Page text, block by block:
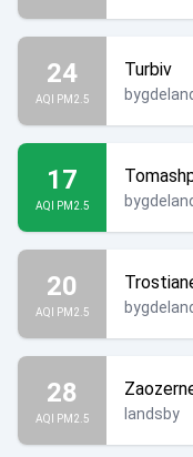
24
AQI PM2.5
Turbiv
17
AQI PM2.5
20
AQI PM2.5
28
AQI PM2.5 landsby